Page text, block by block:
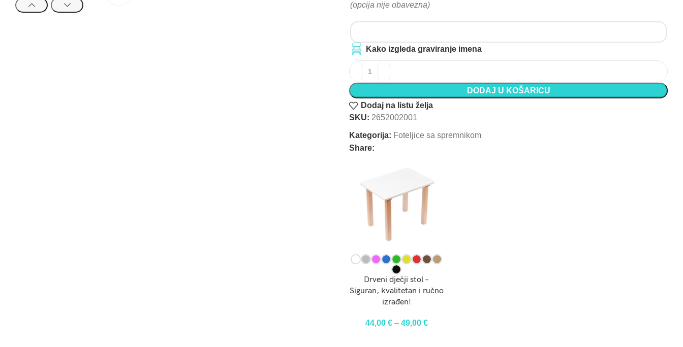
(opcija nije obavezna)
Kako izgleda graviranje imena
DODAJ U KOŠARICU
Dodaj na listu želja
SKU: 2652002001
Kategorija: Foteljice sa spremnikom
Share:
ODABERI OPCIJE
Drveni dječji stol –
Siguran, kvalitetan i ručno
izrađen!
44,00 €– 49,00 €